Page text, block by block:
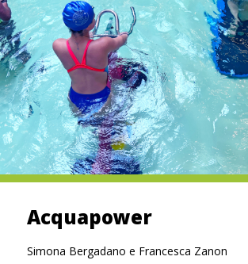
Acquapower
Simona Bergadano e Francesca Zanon